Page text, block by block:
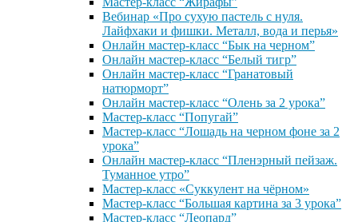
Вебинар «Про сухую пастель с нуля.
Лайфхаки и фишки. Металл, вода и перья»
Онлайн мастер-класс “Бык на черном”
Онлайн мастер-класс “Белый тигр”
Онлайн мастер-класс “Гранатовый
натюрморт”
Онлайн мастер-класс “Олень за 2 урока”
Мастер-класс “Попугай”
Мастер-класс “Лошадь на черном фоне за 2
урока”
Онлайн мастер-класс “Пленэрный пейзаж.
Туманное утро”
Мастер-класс «Суккулент на чёрном»
Мастер-класс “Большая картина за 3 урока”
Мастер-класс “Леопард”